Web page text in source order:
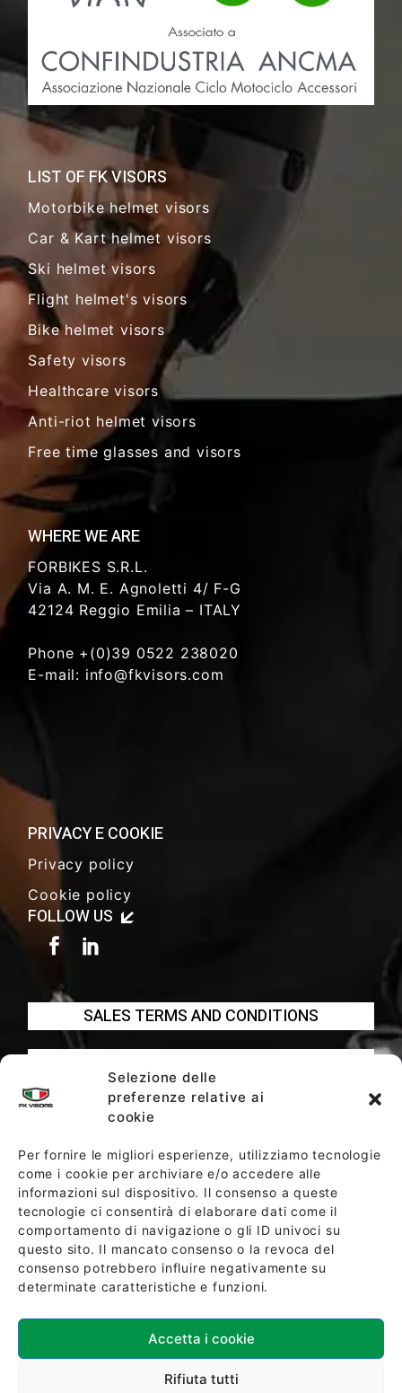
Selezione delle
preferenze relative ai
cookie
Per fornire le migliori esperienze, utilizziamo tecnologie
come i cookie per archiviare e/o accedere alle
informazioni sul dispositivo. Il consenso a queste
tecnologie ci consentirà di elaborare dati come il
comportamento di navigazione o gli ID univoci su
questo sito. Il mancato consenso o la revoca del
consenso potrebbero influire negativamente su
determinate caratteristiche e funzioni.
Accetta i cookie
Rifiuta tutti
LIST OF FK VISORS
Motorbike helmet visors
Car & Kart helmet visors
Ski helmet visors
Flight helmet's visors
Bike helmet visors
Safety visors
Healthcare visors
Anti-riot helmet visors
Free time glasses and visors
WHERE WE ARE
FORBIKES S.R.L.
Via A. M. E. Agnoletti 4/ F-G
42124 Reggio Emilia – ITALY
Phone +(0)39 0522 238020
E-mail: info@fkvisors.com
PRIVACY E COOKIE
Privacy policy
Cookie policy
FOLLOW US
SALES TERMS AND CONDITIONS
Download ISO 9001:2015 Certification
©2024 - FK Visors di FORBIKES S.r.l Tutti i diritti riservati -
i.v. | Realizzato daStudio ITC